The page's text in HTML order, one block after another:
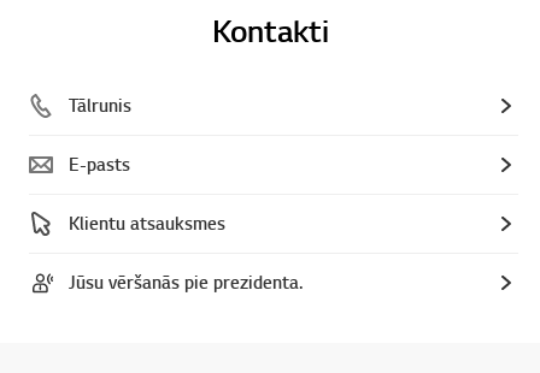
Kontakti
Tālrunis
E-pasts
Klientu atsauksmes
Jūsu vēršanās pie prezidenta.